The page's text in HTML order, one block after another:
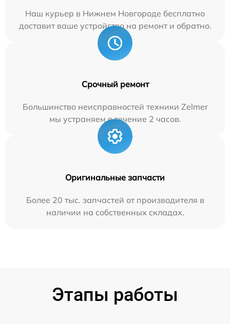
Наш курьер в Нижнем Новгороде бесплатно
доставит ваше устройство на ремонт и обратно.
Срочный ремонт
Большинство неисправностей техники Zelmer
мы устраняем в течение 2 часов.
Оригинальные запчасти
Более 20 тыс. запчастей от производителя в
наличии на собственных складах.
Этапы работы